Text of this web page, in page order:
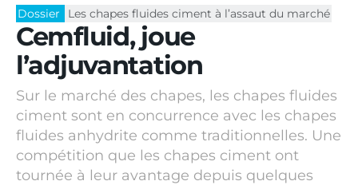
Dossier Les chapes fluides ciment à l’assaut du marché
Cemfluid, joue
l’adjuvantation
Sur le marché des chapes, les chapes fluides
ciment sont en concurrence avec les chapes
fluides anhydrite comme traditionnelles. Une
compétition que les chapes ciment ont
tournée à leur avantage depuis quelques